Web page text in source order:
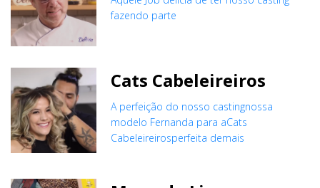
fazendo parte
Cats Cabeleireiros
A perfeição do nosso castingnossa
modelo Fernanda para aCats
Cabeleireirosperfeita demais